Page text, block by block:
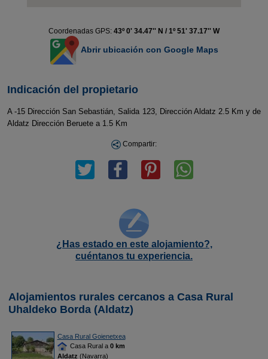
Coordenadas GPS: 43º 0' 34.47'' N / 1º 51' 37.17'' W
Abrir ubicación con Google Maps
Indicación del propietario
A -15 Dirección San Sebastián, Salida 123, Dirección Aldatz 2.5 Km y de
Aldatz Dirección Beruete a 1.5 Km
Compartir:
¿Has estado en este alojamiento?,
cuéntanos tu experiencia.
Alojamientos rurales cercanos a Casa Rural
Uhaldeko Borda (Aldatz)
Casa Rural Goienetxea
Casa Rural a 0 km
Aldatz (Navarra)